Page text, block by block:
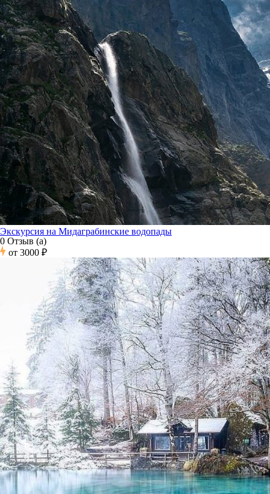
Экскурсия на Мидаграбинские водопады
0 Отзыв (а)
от 3000 ₽